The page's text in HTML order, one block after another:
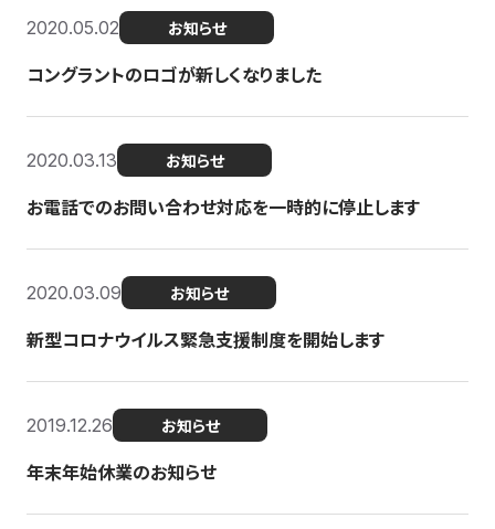
2020.05.02 お知らせ
コングラントのロゴが新しくなりました
2020.03.13 お知らせ
お電話でのお問い合わせ対応を一時的に停止します
2020.03.09 お知らせ
新型コロナウイルス緊急支援制度を開始します
2019.12.26 お知らせ
年末年始休業のお知らせ